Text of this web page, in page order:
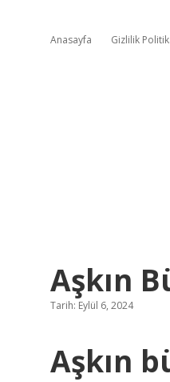
Anasayfa Gizlilik
Aşkın
Tarih: Eylül 6, 2024
Aşkın